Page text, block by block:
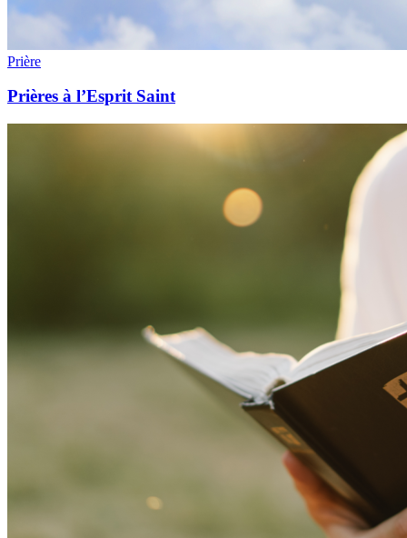
Prière
Prières à l’Esprit Saint